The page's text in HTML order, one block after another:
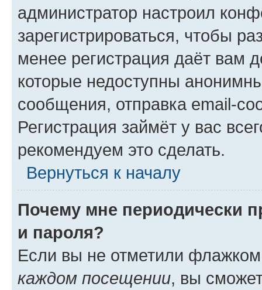
администратор настроил
зарегистрироваться, чтобы
менее регистрация даёт вам
которые недоступны
сообщения, отправка email-
Регистрация займёт у вас
рекомендуем это сделать.
Вернуться к началу
Почему мне периодически
и пароля?
Если вы не отметили
каждом посещении, вы